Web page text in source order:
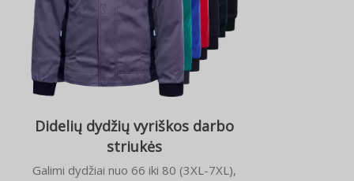
Didelių dydžių vyriškos darbo
striukės
Galimi dydžiai nuo 66 iki 80 (3XL-7XL),